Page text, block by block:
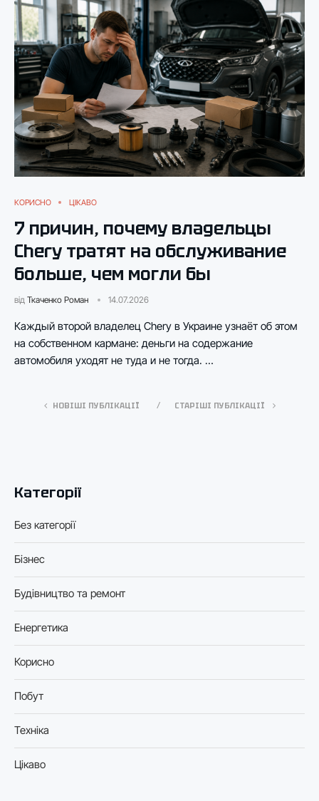
КОРИСНО ЦІКАВО
7 причин, почему владельцы
Chery тратят на обслуживание
больше, чем могли бы
від Ткаченко Роман 14.07.2026
Каждый второй владелец Chery в Украине узнаёт об этом
на собственном кармане: деньги на содержание
автомобиля уходят не туда и не тогда. …
НОВІШІ ПУБЛІКАЦІЇ СТАРІШІ ПУБЛІКАЦІЇ
Категорії
Без категорії
Бізнес
Будівництво та ремонт
Енергетика
Корисно
Побут
Техніка
Цікаво